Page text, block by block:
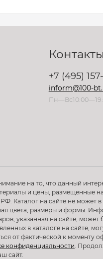
Контакты
+7 (495)
inform@100-
на то, что данный
и цены, размещенные
Каталог на сайте не может
цвета, размеры и формы.
указанная на сайте,
в каталоге на сайте,
от фактической к моменту
конфиденциальности.
сайт.